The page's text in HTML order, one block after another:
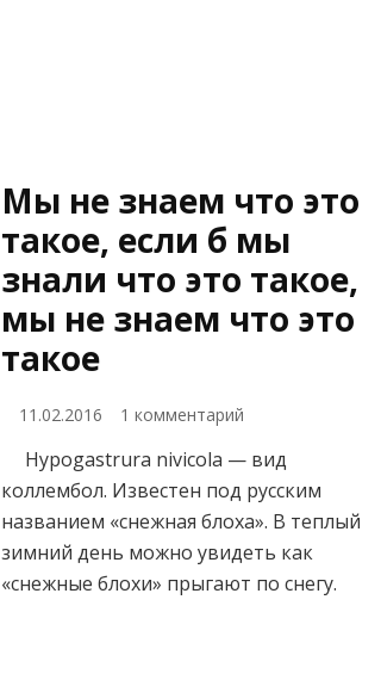
Мы не знаем что это
такое, если б мы
знали что это такое,
мы не знаем что это
такое
11.02.2016 1 комментарий
Мы
не
знаем
это
такое,
Hypogastrura nivicola — вид
коллембол. Известен под русским
названием «снежная блоха». В теплый
зимний день можно увидеть как
«снежные блохи» прыгают по снегу.